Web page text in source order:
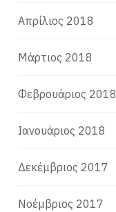
Απρίλιος 2018
Μάρτιος 2018
Φεβρουάριος 2018
Ιανουάριος 2018
Δεκέμβριος 2017
Νοέμβριος 2017